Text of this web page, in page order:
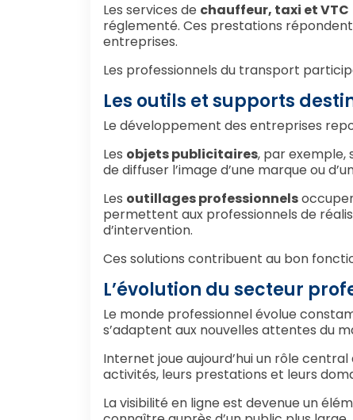
Les services de chauffeur, taxi et VTC
réglementé. Ces prestations répondent
entreprises.
Les professionnels du transport
Les outils et supports
Le développement des entreprises
Les objets publicitaires, par exemple,
de diffuser l’image d’une marque ou
Les outillages professionnels
permettent aux professionnels de
d’intervention.
Ces solutions contribuent au bon
L’évolution du secteur
Le monde professionnel évolue
s’adaptent aux nouvelles attentes du
Internet joue aujourd’hui un rôle
activités, leurs prestations et leurs
La visibilité en ligne est devenue un